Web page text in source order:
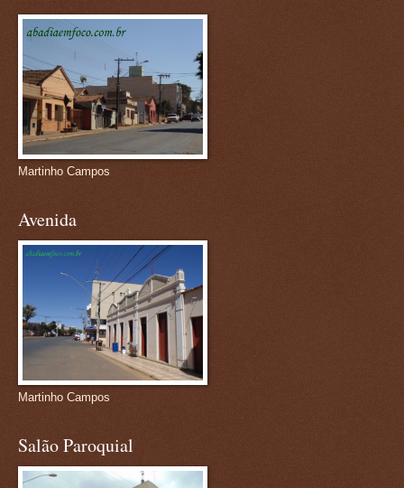
Martinho Campos
Avenida
Martinho Campos
Salão Paroquial